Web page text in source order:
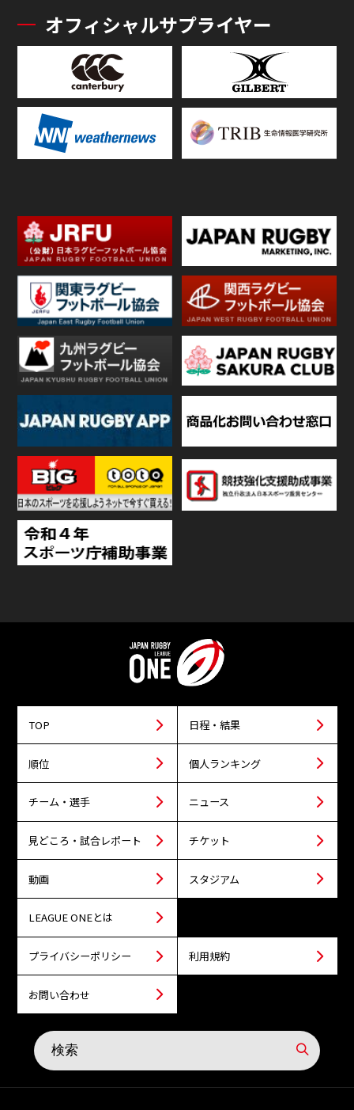
オフィシャルサプライヤー
TOP 日程・結果
順位 個人ランキング
チーム・選手 ニュース
見どころ・試合レポート チケット
動画 スタジアム
LEAGUE ONEとは
プライバシーポリシー 利用規約
お問い合わせ